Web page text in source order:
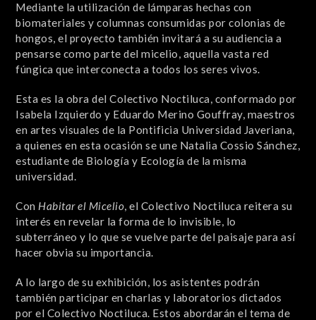
Mediante la utilización de lámparas hechas con
biomateriales y columnas consumidas por colonias de
hongos, el proyecto también invitará a su audiencia a
pensarse como parte del micelio, aquella vasta red
fúngica que interconecta a todos los seres vivos.
Esta es la obra del Colectivo Noctiluca, conformado por
Isabela Izquierdo y Eduardo Merino Gouffray, maestros
en artes visuales de la Pontificia Universidad Javeriana,
a quienes en esta ocasión se une Natalia Cossio Sánchez,
estudiante de Biología y Ecología de la misma
universidad.
Con Habitar el Micelio, el Colectivo Noctiluca reitera su
interés en revelar la forma de lo invisible, lo
subterráneo y lo que se vuelve parte del paisaje para así
hacer obvia su importancia.
A lo largo de su exhibición, los asistentes podrán
también participar en charlas y laboratorios dictados
por el Colectivo Noctiluca. Estos abordarán el tema de